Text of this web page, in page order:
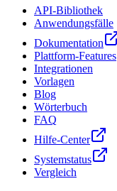
API-Bibliothek
Anwendungsfälle
Dokumentation
Plattform-Features
Integrationen
Vorlagen
Blog
Wörterbuch
FAQ
Hilfe-Center
Systemstatus
Vergleich